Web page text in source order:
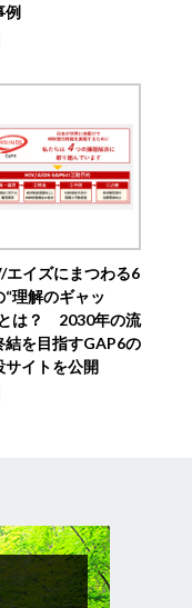
例
エイズにまつわる6
“理解のギャッ
は？ 2030年の流
結を目指すGAP6の
サイトを公開